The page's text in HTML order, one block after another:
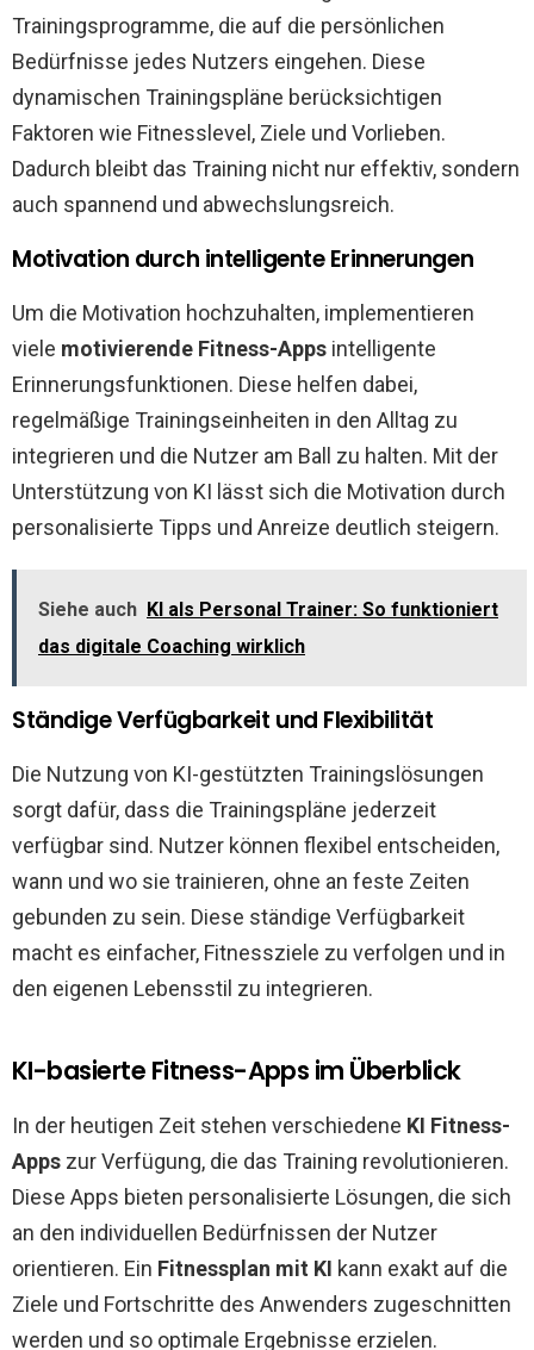
Trainingsprogramme, die auf die persönlichen
Bedürfnisse jedes Nutzers eingehen. Diese
dynamischen Trainingspläne berücksichtigen
Faktoren wie Fitnesslevel, Ziele und Vorlieben.
Dadurch bleibt das Training nicht nur effektiv, sondern
auch spannend und abwechslungsreich.
Motivation durch intelligente Erinnerungen
Um die Motivation hochzuhalten, implementieren
viele motivierende Fitness-Apps intelligente
Erinnerungsfunktionen. Diese helfen dabei,
regelmäßige Trainingseinheiten in den Alltag zu
integrieren und die Nutzer am Ball zu halten. Mit der
Unterstützung von KI lässt sich die Motivation durch
personalisierte Tipps und Anreize deutlich steigern.
Siehe auch KI als Personal Trainer: So funktioniert
das digitale Coaching wirklich
Ständige Verfügbarkeit und Flexibilität
Die Nutzung von KI-gestützten Trainingslösungen
sorgt dafür, dass die Trainingspläne jederzeit
verfügbar sind. Nutzer können flexibel entscheiden,
wann und wo sie trainieren, ohne an feste Zeiten
gebunden zu sein. Diese ständige Verfügbarkeit
macht es einfacher, Fitnessziele zu verfolgen und in
den eigenen Lebensstil zu integrieren.
KI-basierte Fitness-Apps im Überblick
In der heutigen Zeit stehen verschiedene KI Fitness-
Apps zur Verfügung, die das Training revolutionieren.
Diese Apps bieten personalisierte Lösungen, die sich
an den individuellen Bedürfnissen der Nutzer
orientieren. Ein Fitnessplan mit KI kann exakt auf die
Ziele und Fortschritte des Anwenders zugeschnitten
werden und so optimale Ergebnisse erzielen.